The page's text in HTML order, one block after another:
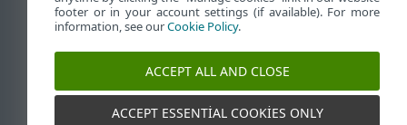
Masaüstü sitesini görüntüle
End of Life
ESET Bilgi Bankası
ESET Status Portal
footer or in your account settings (if available). For more
information, see ourCookie Policy.
ACCEPT ALL AND CLOSE
ACCEPT ESSENTIAL COOKIES ONLY